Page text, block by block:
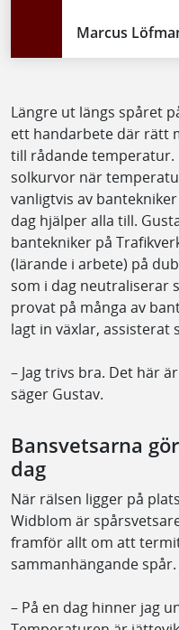
Marcus
Längre ut längs spåret
ett handarbete där rätt
till rådande temperatur.
solkurvor när
vanligtvis av
dag hjälper alla till.
bantekniker på
(lärande i arbete) på
som i dag neutraliserar
provat på många av
lagt in växlar, assisterat
– Jag trivs bra. Det här
säger Gustav.
Bansvetsarna
dag
När rälsen ligger på
Widblom är
framför allt om att
sammanhängande spår.
– På en dag hinner jag